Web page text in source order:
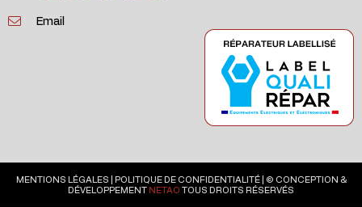
Email
MENTIONS LÉGALES POLITIQUE DE CONFIDENTIALITÉ| © CONCEPTION &
DÉVELOPPEMENT NETAO TOUS DROITS RÉSERVÉS